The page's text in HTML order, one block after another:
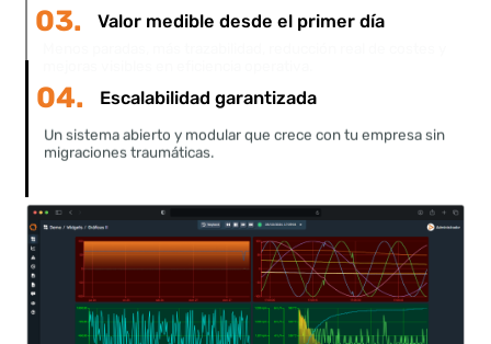
01. Sin fricciones con la tecnología existente
02. Orientado al usuario técnico
04. Escalabilidad garantizada
Un sistema abierto y modular que crece con tu empresa sin
migraciones traumáticas.